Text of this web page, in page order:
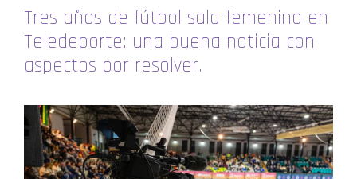
Tres años de fútbol sala femenino en
Teledeporte: una buena noticia con
aspectos por resolver.